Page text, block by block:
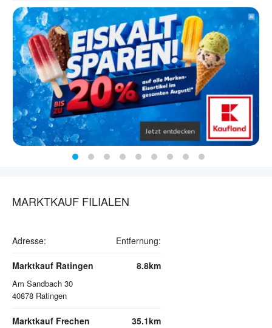
MARKTKAUF FILIALEN
Adresse: Entfernung:
Marktkauf Ratingen
Am Sandbach 30
40878 Ratingen
8.8km
Marktkauf Frechen 35.1km